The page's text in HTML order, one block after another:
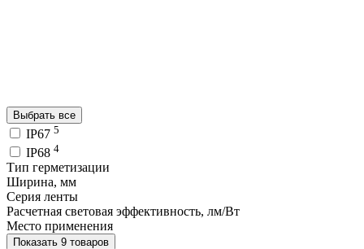
Выбрать все
IP67 5
IP68 4
Тип герметизации
Ширина, мм
Серия ленты
Расчетная световая эффективность, лм/Вт
Место применения
Показать 9 товаров